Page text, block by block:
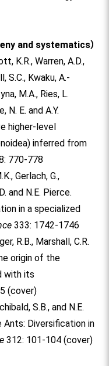
and systematics）
K.R., Warren, A.D.,
S.C., Kwaku, A.-
M.A., Ries, L.
N. E. and A.Y.
higher-level
inferred from
770-778
Gerlach, G.,
and N.E. Pierce.
in a specialized
333: 1742-1746
R.B., Marshall, C.R.
origin of the
with its
(cover)
S.B., and N.E.
Ants: Diversification in
312: 101-104 (cover)